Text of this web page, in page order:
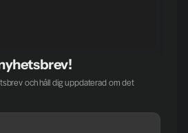
och håll dig uppdaterad om det